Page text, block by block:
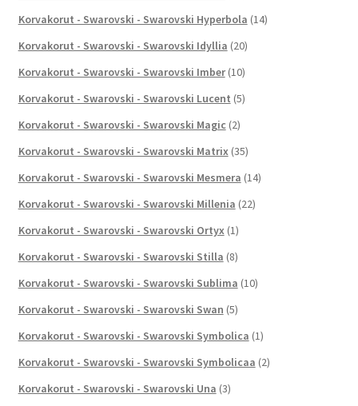
Korvakorut - Swarovski - Swarovski Hyperbola (14)
Korvakorut - Swarovski - Swarovski Idyllia (20)
Korvakorut - Swarovski - Swarovski Imber (10)
Korvakorut - Swarovski - Swarovski Lucent (5)
Korvakorut - Swarovski - Swarovski Magic (2)
Korvakorut - Swarovski - Swarovski Matrix (35)
Korvakorut - Swarovski - Swarovski Mesmera (14)
Korvakorut - Swarovski - Swarovski Millenia (22)
Korvakorut - Swarovski - Swarovski Ortyx (1)
Korvakorut - Swarovski - Swarovski Stilla (8)
Korvakorut - Swarovski - Swarovski Sublima (10)
Korvakorut - Swarovski - Swarovski Swan (5)
Korvakorut - Swarovski - Swarovski Symbolica (1)
Korvakorut - Swarovski - Swarovski Symbolicaa (2)
Korvakorut - Swarovski - Swarovski Una (3)